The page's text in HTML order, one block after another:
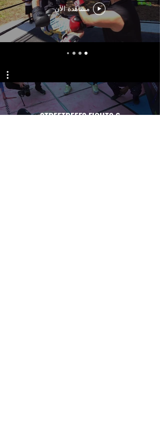
مشاهدة الآن
STREETBEEFS FIGHTS 6